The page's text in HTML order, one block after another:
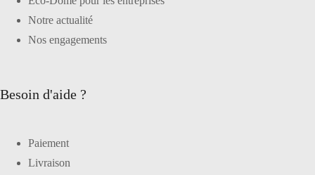
Notre actualité
Nos engagements
Besoin d'aide ?
Paiement
Livraison